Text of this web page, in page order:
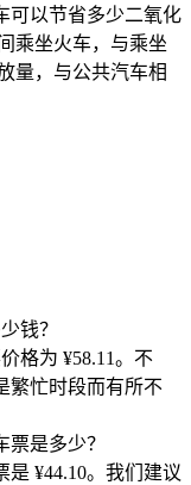
可以节省多少二氧化
乘坐火车，与乘坐
量，与公共汽车相
钱？
格为 ¥58.11。不
繁忙时段而有所不
是多少？
¥44.10。我们建议